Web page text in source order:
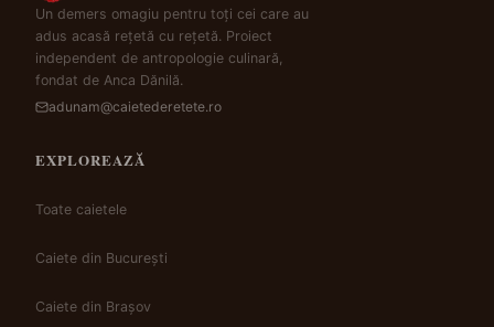
Un demers omagiu pentru toți cei care au
adus acasă rețetă cu rețetă. Proiect
independent de antropologie culinară,
fondat de Anca Dănilă.
adunam@caietederetete.ro
EXPLOREAZĂ
Toate caietele
Caiete din București
Caiete din Brașov